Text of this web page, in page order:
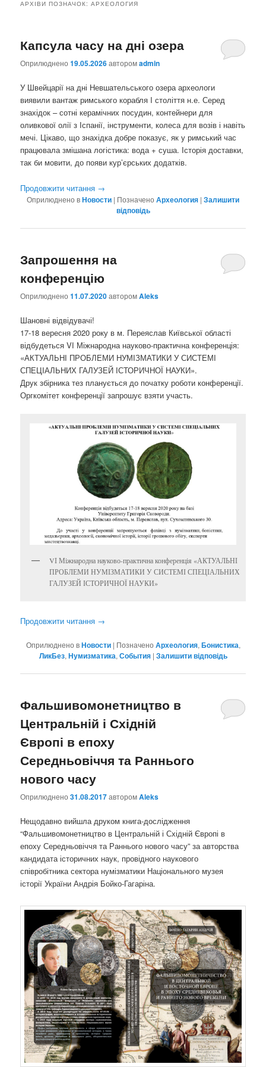
АРХІВИ ПОЗНАЧОК:АРХЕОЛОГИЯ
Капсула часу на дні озера
Оприлюднено19.05.2026авторомadmin
У Швейцарії на дні Невшательського озера археологи
виявили вантаж римського корабля I століття н.е. Серед
знахідок – сотні керамічних посудин, контейнери для
оливкової олії з Іспанії, інструменти, колеса для возів і навіть
мечі. Цікаво, що знахідка добре показує, як у римський час
працювала змішана логістика: вода + суша. Історія доставки,
так би мовити, до появи кур’єрських додатків.
Продовжити читання →
Оприлюднено вНовости | Позначено Археология | Залишити
відповідь
Запрошення на
конференцію
Оприлюднено11.07.2020авторомAleks
Шановні відвідувачі!
17-18 вересня 2020 року в м. Переяслав Київської області
відбудеться VІ Міжнародна науково-практична конференція:
«АКТУАЛЬНІ ПРОБЛЕМИ НУМІЗМАТИКИ У СИСТЕМІ
СПЕЦІАЛЬНИХ ГАЛУЗЕЙ ІСТОРИЧНОЇ НАУКИ».
Друк збірника тез планується до початку роботи конференції.
Оргкомітет конференції запрошує взяти участь.
VІ Міжнародна науково-практична конференція «АКТУАЛЬНІ
ПРОБЛЕМИ НУМІЗМАТИКИ У СИСТЕМІ СПЕЦІАЛЬНИХ
ГАЛУЗЕЙ ІСТОРИЧНОЇ НАУКИ»
Продовжити читання →
Оприлюднено в Новости | Позначено Археология, Бонистика,
ЛикБез, Нумизматика, События | Залишити відповідь
Фальшивомонетництво в
Центральній і Східній
Європі в епоху
Середньовіччя та Раннього
нового часу
Оприлюднено31.08.2017авторомAleks
Нещодавно вийшла друком книга-дослідження
“Фальшивомонетництво в Центральній і Східній Європі в
епоху Середньовіччя та Раннього нового часу” за авторства
кандидата історичних наук, провідного наукового
співробітника сектора нумізматики Національного музея
історії України Андрія Бойко-Гагаріна.